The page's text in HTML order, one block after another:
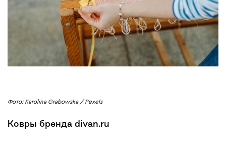
Фото: Karolina Grabowska / Pexels
Ковры бренда divan.ru